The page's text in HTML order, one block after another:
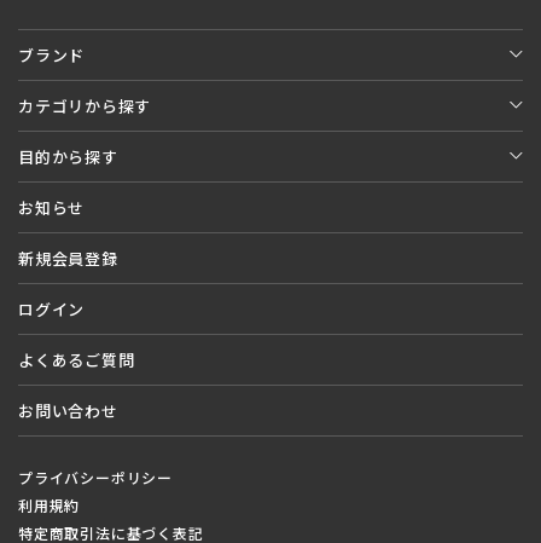
ブランド
カテゴリから探す
目的から探す
お知らせ
新規会員登録
ログイン
よくあるご質問
お問い合わせ
プライバシーポリシー
利用規約
特定商取引法に基づく表記